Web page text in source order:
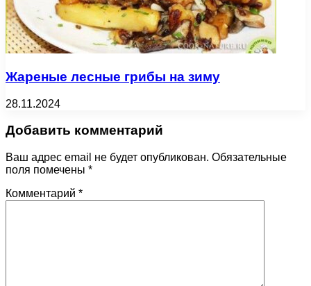
Жареные лесные грибы на зиму
28.11.2024
Добавить комментарий
Ваш адрес email не будет опубликован. Обязательные
поля помечены *
Комментарий *